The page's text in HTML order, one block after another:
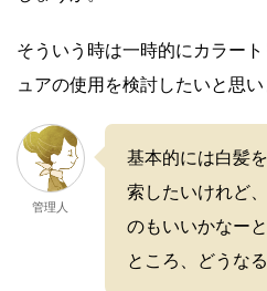
そういう時は一時的にカラー
ュアの使用を検討したいと思い
管理人
基本的には白髪
索したいけれど
のもいいかなー
ところ、どうな